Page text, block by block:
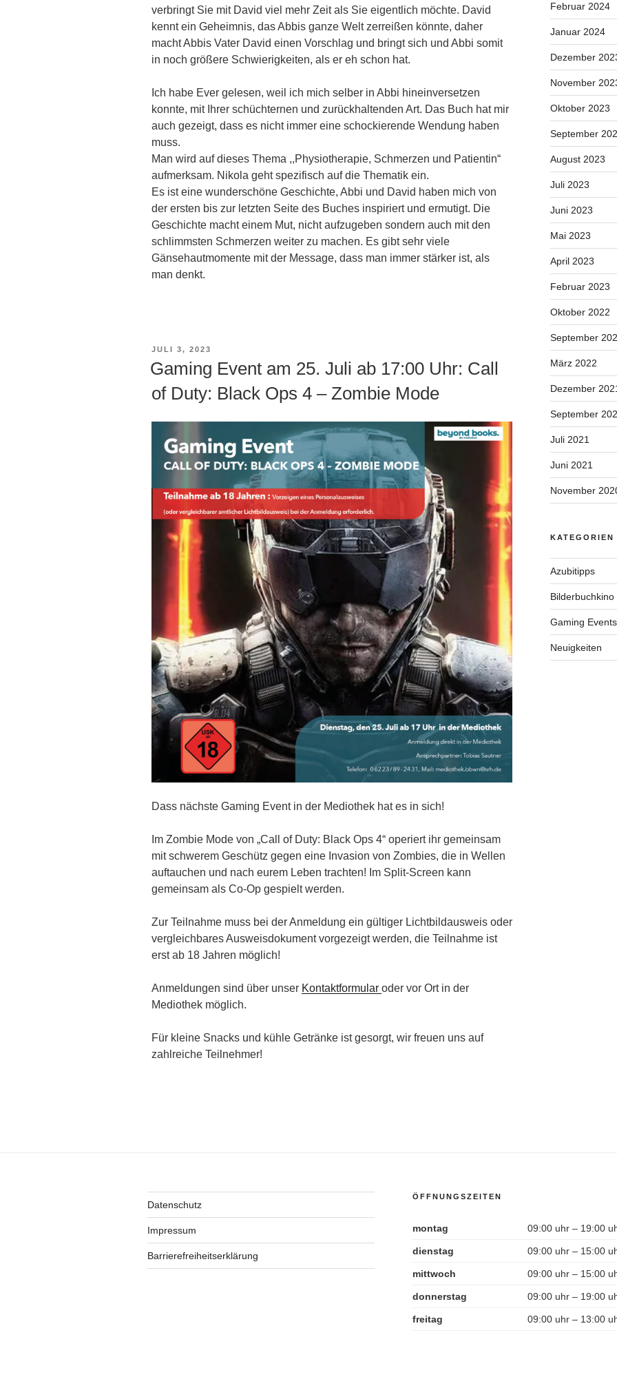
verbringt Sie mit David viel mehr Zeit als Sie eigentlich möchte. David
kennt ein Geheimnis, das Abbis ganze Welt zerreißen könnte, daher
macht Abbis Vater David einen Vorschlag und bringt sich und Abbi somit
in noch größere Schwierigkeiten, als er eh schon hat.
Ich habe Ever gelesen, weil ich mich selber in Abbi hineinversetzen
konnte, mit Ihrer schüchternen und zurückhaltenden Art. Das Buch hat mir
auch gezeigt, dass es nicht immer eine schockierende Wendung haben
muss.
Man wird auf dieses Thema ,,Physiotherapie, Schmerzen und Patientin“
aufmerksam. Nikola geht spezifisch auf die Thematik ein.
Es ist eine wunderschöne Geschichte, Abbi und David haben mich von
der ersten bis zur letzten Seite des Buches inspiriert und ermutigt. Die
Geschichte macht einem Mut, nicht aufzugeben sondern auch mit den
schlimmsten Schmerzen weiter zu machen. Es gibt sehr viele
Gänsehautmomente mit der Message, dass man immer stärker ist, als
man denkt.
VERÖFFENTLICHT
JULI 3, 2023
Gaming Event am 25. Juli ab 17:00 Uhr: Call
of Duty: Black Ops 4 – Zombie Mode
Dass nächste Gaming Event in der Mediothek hat es in sich!
Im Zombie Mode von „Call of Duty: Black Ops 4“ operiert ihr gemeinsam
mit schwerem Geschütz gegen eine Invasion von Zombies, die in Wellen
auftauchen und nach eurem Leben trachten! Im Split-Screen kann
gemeinsam als Co-Op gespielt werden.
Zur Teilnahme muss bei der Anmeldung ein gültiger Lichtbildausweis oder
vergleichbares Ausweisdokument vorgezeigt werden, die Teilnahme ist
erst ab 18 Jahren möglich!
Anmeldungen sind über unser Kontaktformular oder vor Ort in der
Mediothek möglich.
Für kleine Snacks und kühle Getränke ist gesorgt, wir freuen uns auf
zahlreiche Teilnehmer!
Februar 2024
Januar 2024
Dezember
November
Oktober 2023
September
August 2023
Juli 2023
Juni 2023
Mai 2023
April 2023
Februar 2023
Oktober 2022
September
März 2022
Dezember
September
Juli 2021
Juni 2021
November
KATEGORIEN
Azubitipps
Bilderbuchkino
Gaming Events
Neuigkeiten
Datenschutz
Impressum
Barrierefreiheitserklärung
ÖFFNUNGSZEITEN
montag 09:00 uhr – 19:00
dienstag 09:00 uhr – 15:00
mittwoch 09:00 uhr – 15:00
donnerstag 09:00 uhr – 19:00
freitag 09:00 uhr – 13:00